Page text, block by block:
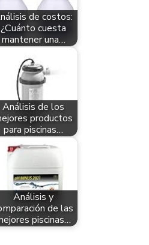
de costos:
¿Cuánto cuesta
mantener una…
Análisis de los
productos
para piscinas…
Análisis y
de las
piscinas…